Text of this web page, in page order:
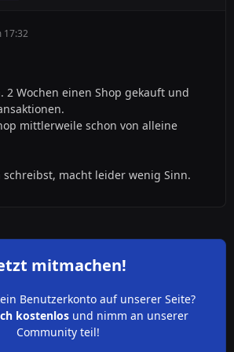
sagen, dass Materialien die nix
hier ausgehöhlte Grundstücke an
müssen um nen Dollar zu
du triffst hier ins Schwarze wenn du
17:32
2 Wochen einen Shop gekauft und
mittlerweile schon von alleine
schreibst, macht leider wenig Sinn.
mitmachen!
Benutzerkonto auf unserer Seite?
kostenlos und nimm an unserer
Community teil!